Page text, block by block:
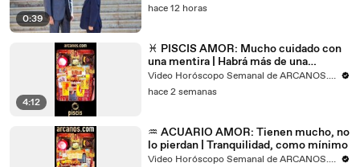
0:39
hace 12 horas
4:12
♓ PISCIS AMOR: Mucho cuidado con
una mentira | Habrá más de una
persona
Video Horóscopo Semanal de ARCANOS.COM
hace 2 semanas
♒ ACUARIO AMOR: Tienen mucho, no
lo pierdan | Tranquilidad, como mínimo
Video Horóscopo Semanal de ARCANOS.COM